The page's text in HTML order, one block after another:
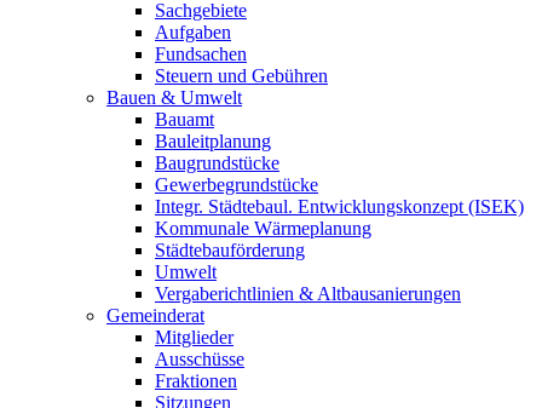
Sachgebiete
Aufgaben
Fundsachen
Steuern und Gebühren
Bauen & Umwelt
Bauamt
Bauleitplanung
Baugrundstücke
Gewerbegrundstücke
Integr. Städtebaul. Entwicklungskonzept (ISEK)
Kommunale Wärmeplanung
Städtebauförderung
Umwelt
Vergaberichtlinien & Altbausanierungen
Gemeinderat
Mitglieder
Ausschüsse
Fraktionen
Sitzungen